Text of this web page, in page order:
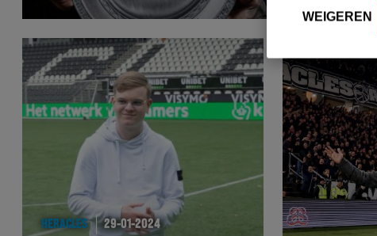
WEIGEREN
HERACLES 29-01-2024